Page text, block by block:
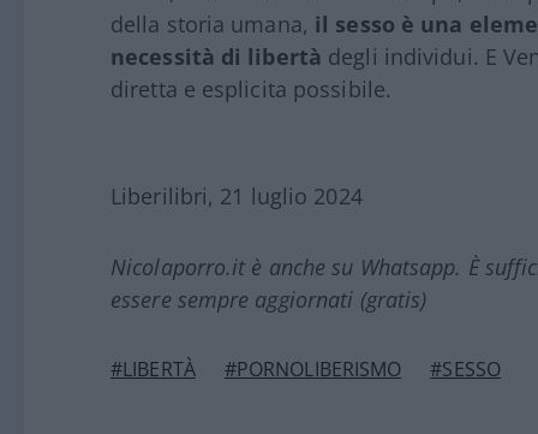
della storia umana, il sesso è una
necessità di libertà degli individui. E
diretta e esplicita possibile.
Liberilibri, 21 luglio 2024
Nicolaporro.it è anche su Whatsapp. È
essere sempre aggiornati (gratis)
#LIBERTÀ #PORNOLIBERISMO #SESSO